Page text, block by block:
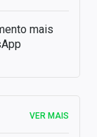
mais
VER MAIS